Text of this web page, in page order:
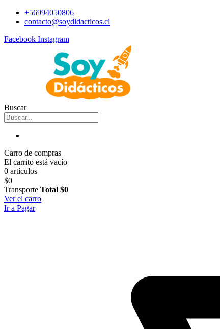
+56994050806
contacto@soydidacticos.cl
Facebook Instagram
Buscar
Carro de compras
El carrito está vacío
0 artículos
$0
Transporte Total $0
Ver el carro
Ir a Pagar